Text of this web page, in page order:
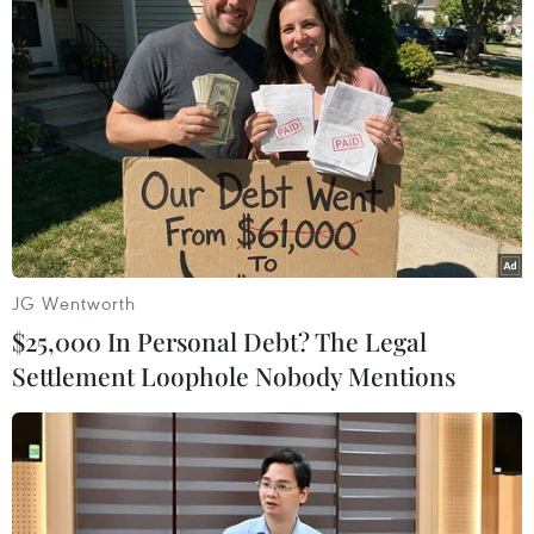
#GPE #Giáo dục
Việt Nam
Theo dõi VietnamPlus
JG Wentworth
$25,000 In Personal Debt? The Legal
Settlement Loophole Nobody Mentions